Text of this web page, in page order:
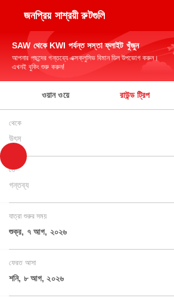
জনপ্রিয় সাশ্রয়ী রুটগুলি
SAW থেকে KWI পর্যন্ত সস্তা ফ্লাইট খুঁজুন
আপনার পছন্দের গন্তব্যে এক্সক্লুসিভ বিমান ডিল উপভোগ করুন।
এখনই বুকিং শুরু করুন!
ওয়ান ওয়ে রাউন্ড ট্রিপ
থেকে
উৎস
তে
গন্তব্য
যাত্রা শুরুর সময়
শুক্র, ৭ আগ, ২০২৬
ফেরত আসা
শনি, ৮ আগ, ২০২৬